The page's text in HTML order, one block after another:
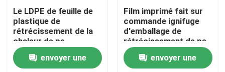
Maison
Produits
Au sujet de nous
Le LDPE de feuille de
plastique de
rétrécissement de la
chaleur de pe
l'utilisation de film
d'emballage en papier
envoyer une
Film imprimé fait sur
commande ignifuge
d'emballage de
rétrécissement de pe
rétrécissement de la
chaleur de film
envoyer une